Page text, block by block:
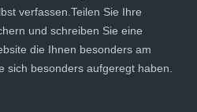
verfassen.Teilen Sie Ihre
und schreiben Sie eine
die Ihnen besonders am
sich besonders aufgeregt haben.